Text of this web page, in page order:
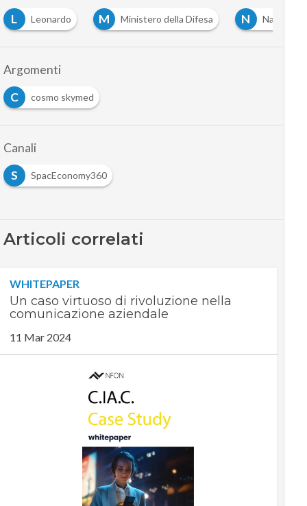
L
Leonardo M Ministero della Difesa N Nasa
Argomenti
C
cosmo skymed
Canali
S
SpacEconomy360
Articoli correlati
WHITEPAPER
Un caso virtuoso di rivoluzione nella
comunicazione aziendale
11 Mar 2024